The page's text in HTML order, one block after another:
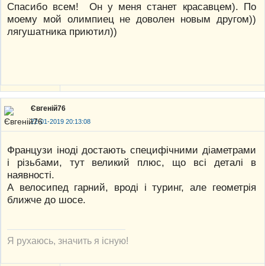
Спасибо всем! Он у меня станет красавцем). По
моему мой олимпиец не доволен новым другом))
лягушатника приютил))
Євгеній76
22-01-2019 20:13:08
Французи іноді достають специфічними діаметрами
і різьбами, тут великий плюс, що всі деталі в
наявності.
А велосипед гарний, вроді і туринг, але геометрія
ближче до шосе.
Я рухаюсь, значить я існую!